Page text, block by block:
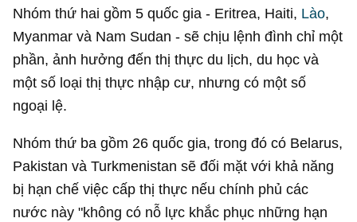
Nhóm thứ hai gồm 5 quốc gia - Eritrea, Haiti, Lào,
Myanmar và Nam Sudan - sẽ chịu lệnh đình chỉ một
phần, ảnh hưởng đến thị thực du lịch, du học và
một số loại thị thực nhập cư, nhưng có một số
ngoại lệ.
Nhóm thứ ba gồm 26 quốc gia, trong đó có Belarus,
Pakistan và Turkmenistan sẽ đối mặt với khả năng
bị hạn chế việc cấp thị thực nếu chính phủ các
nước này "không có nỗ lực khắc phục những hạn